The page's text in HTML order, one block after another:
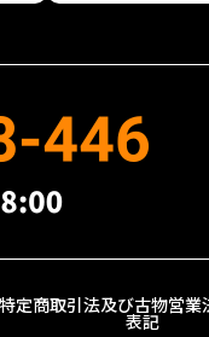
特定商取引法及び古物営業
表記